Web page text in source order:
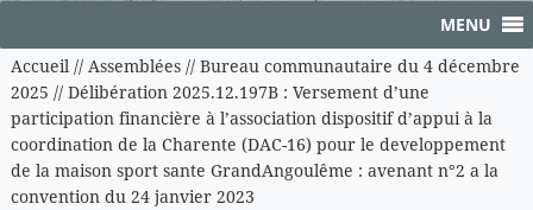
MENU
Accueil// Assemblées// Bureau communautaire du 4 décembre
2025 // Délibération 2025.12.197B : Versement d’une
participation financière à l’association dispositif d’appui à la
coordination de la Charente (DAC-16) pour le developpement
de la maison sport sante GrandAngoulême : avenant n°2 a la
convention du 24 janvier 2023